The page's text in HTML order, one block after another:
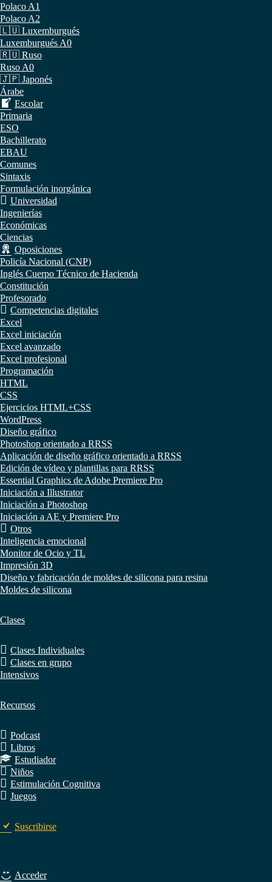
Polaco A1
Polaco A2
🇱🇺 Luxemburgués
Luxemburgués A0
🇷🇺 Ruso
Ruso A0
🇯🇵 Japonés
Árabe
Escolar
Primaria
ESO
Bachillerato
EBAU
Comunes
Sintaxis
Formulación inorgánica
Universidad
Ingenierías
Económicas
Ciencias
Oposiciones
Policía Nacional (CNP)
Inglés Cuerpo Técnico de Hacienda
Constitución
Profesorado
Competencias digitales
Excel
Excel iniciación
Excel avanzado
Excel profesional
Programación
HTML
CSS
Ejercicios HTML+CSS
WordPress
Diseño gráfico
Photoshop orientado a RRSS
Aplicación de diseño gráfico orientado a RRSS
Edición de vídeo y plantillas para RRSS
Essential Graphics de Adobe Premiere Pro
Iniciación a Illustrator
Iniciación a Photoshop
Iniciación a AE y Premiere Pro
Otros
Inteligencia emocional
Monitor de Ocio y TL
Impresión 3D
Diseño y fabricación de moldes de silicona para resina
Moldes de silicona
Clases
Clases Individuales
Clases en grupo
Intensivos
Recursos
Podcast
Libros
Estudiador
Niños
Estimulación Cognitiva
Juegos
Suscribirse
Acceder